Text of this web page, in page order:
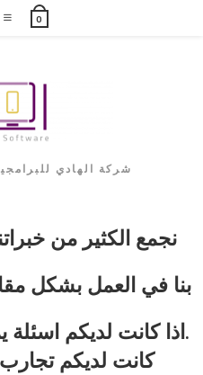
0
شركة الهادي
نجمع الكثير من
بنا في العمل بشكل
.اذا كانت لديكم اسئلة
كانت لديكم